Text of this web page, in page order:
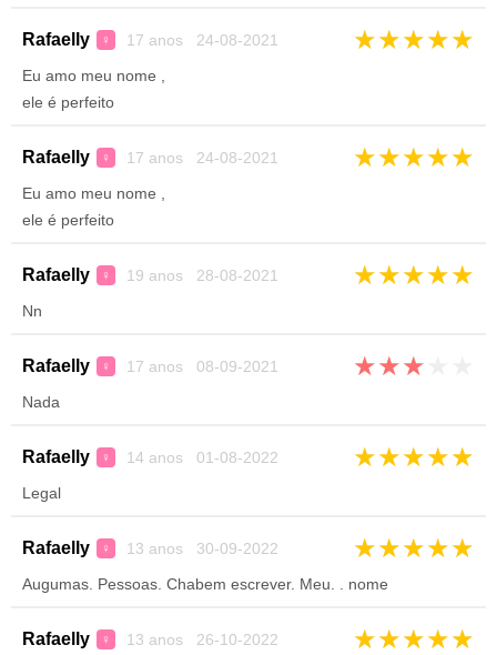
Rafaelly ♀ 17 anos 24-08-2021 ★★★★★
Eu amo meu nome ,
ele é perfeito
Rafaelly ♀ 17 anos 24-08-2021 ★★★★★
Eu amo meu nome ,
ele é perfeito
Rafaelly ♀ 19 anos 28-08-2021 ★★★★★
Nn
Rafaelly ♀ 17 anos 08-09-2021 ★★★
Nada
Rafaelly ♀ 14 anos 01-08-2022 ★★★★★
Legal
Rafaelly ♀ 13 anos 30-09-2022 ★★★★★
Augumas. Pessoas. Chabem escrever. Meu. . nome
Rafaelly ♀ 13 anos 26-10-2022 ★★★★★